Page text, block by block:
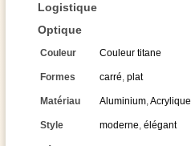
Logistique
Optique
Couleur Couleur titane
Formes carré, plat
Matériau Aluminium,Acrylique
Style moderne, élégant